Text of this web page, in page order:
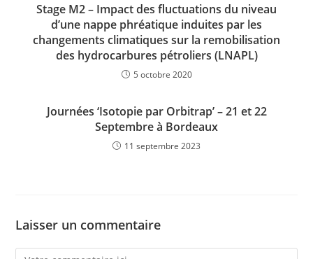
Stage M2 – Impact des fluctuations du niveau
d’une nappe phréatique induites par les
changements climatiques sur la remobilisation
des hydrocarbures pétroliers (LNAPL)
5 octobre 2020
Journées ‘Isotopie par Orbitrap’ – 21 et 22
Septembre à Bordeaux
11 septembre 2023
Laisser un commentaire